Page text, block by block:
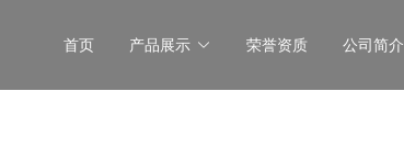
首页 产品展示 荣誉资质 公司简介